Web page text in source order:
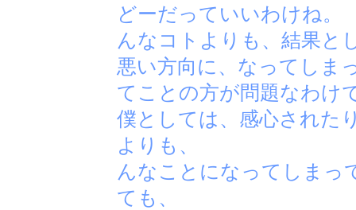
どーだっていいわけね。
んなコトよりも、結果と
悪い方向に、なってしま
てことの方が問題なわけ
僕としては、感心された
よりも、
んなことになってしまっ
ても、